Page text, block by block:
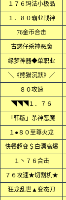
１７６玛法小极品
１．８０霸业战神
76金币合击
古惑仔杀神恶魔
缘梦神器◆单职业
╲《熊猫沉默》╱
８０攻速
◥◥◥１．７６
「韩版」杀神恶魔
１●８０至尊火龙
快餐超变＄白漂高爆
１丶７６合击
７６攻速★切割机★
狂龙乱世▲变态刀